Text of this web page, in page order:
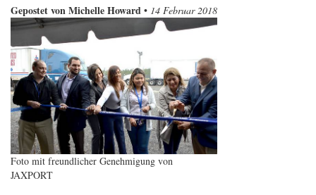
Gepostet von Michelle Howard • 14 Februar 2018
Foto mit freundlicher Genehmigung von
JAXPORT